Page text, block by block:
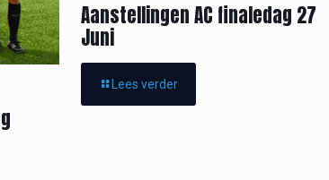
Aanstellingen AC finaledag 27
Juni
Lees verder